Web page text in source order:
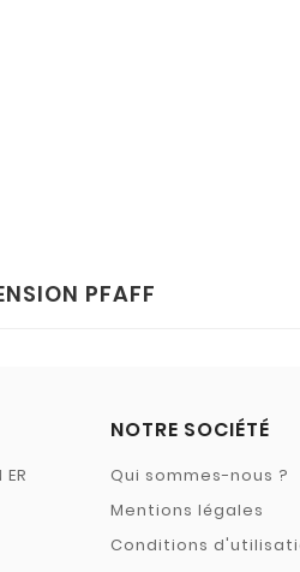
PFAFF
NOTRE SOCIÉTÉ
Qui sommes-nous ?
Mentions légales
Conditions